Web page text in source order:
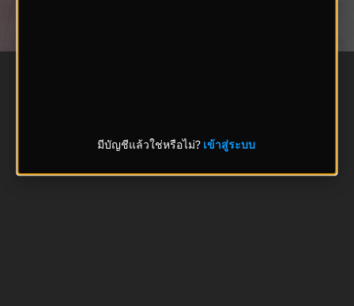
มีบัญชีแล้วใช่หรือไม่? เข้าสู่ระบบ